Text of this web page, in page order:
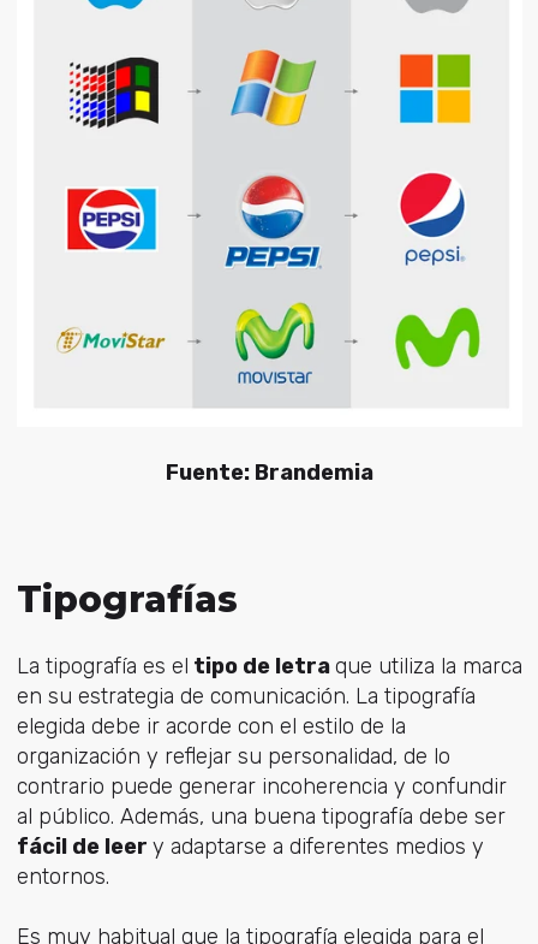
Fuente: Brandemia
Tipografías
La tipografía es el tipo de letraque utiliza la marca
en su estrategia de comunicación. La tipografía
elegida debe ir acorde con el estilo de la
organización y reflejar su personalidad, de lo
contrario puede generar incoherencia y confundir
al público. Además, una buena tipografía debe ser
fácil de leer y adaptarse a diferentes medios y
entornos.
Es muy habitual que la tipografía elegida para el